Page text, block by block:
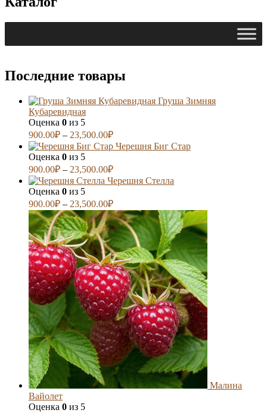
Последние товары
Груша Зимняя
Кубаревидная
Оценка 0 из 5
900.00₽ – 23,500.00₽
Черешня Биг Стар
Оценка 0 из 5
900.00₽ – 23,500.00₽
Черешня Стелла
Оценка 0 из 5
900.00₽ – 23,500.00₽
Малина
Вайолет
Оценка 0 из 5